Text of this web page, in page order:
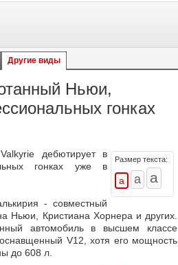
Другие виды
Ньюи,
гонках
Размер текста:
дебютирует в
гонках уже в
- совместный
Ньюи, Кристиана Хорнера и других.
автомобиль в высшем классе
V12, хотя его мощность
до 608 л.